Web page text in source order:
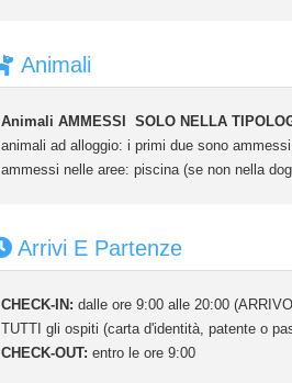
Animali
Animali AMMESSI SOLO NELLA
animali ad alloggio: i primi due sono
ammessi nelle aree: piscina (se non nella
Arrivi E Partenze
CHECK-IN: dalle ore 9:00 alle 20:00
TUTTI gli ospiti (carta d'identità, patente o
CHECK-OUT: entro le ore 9:00